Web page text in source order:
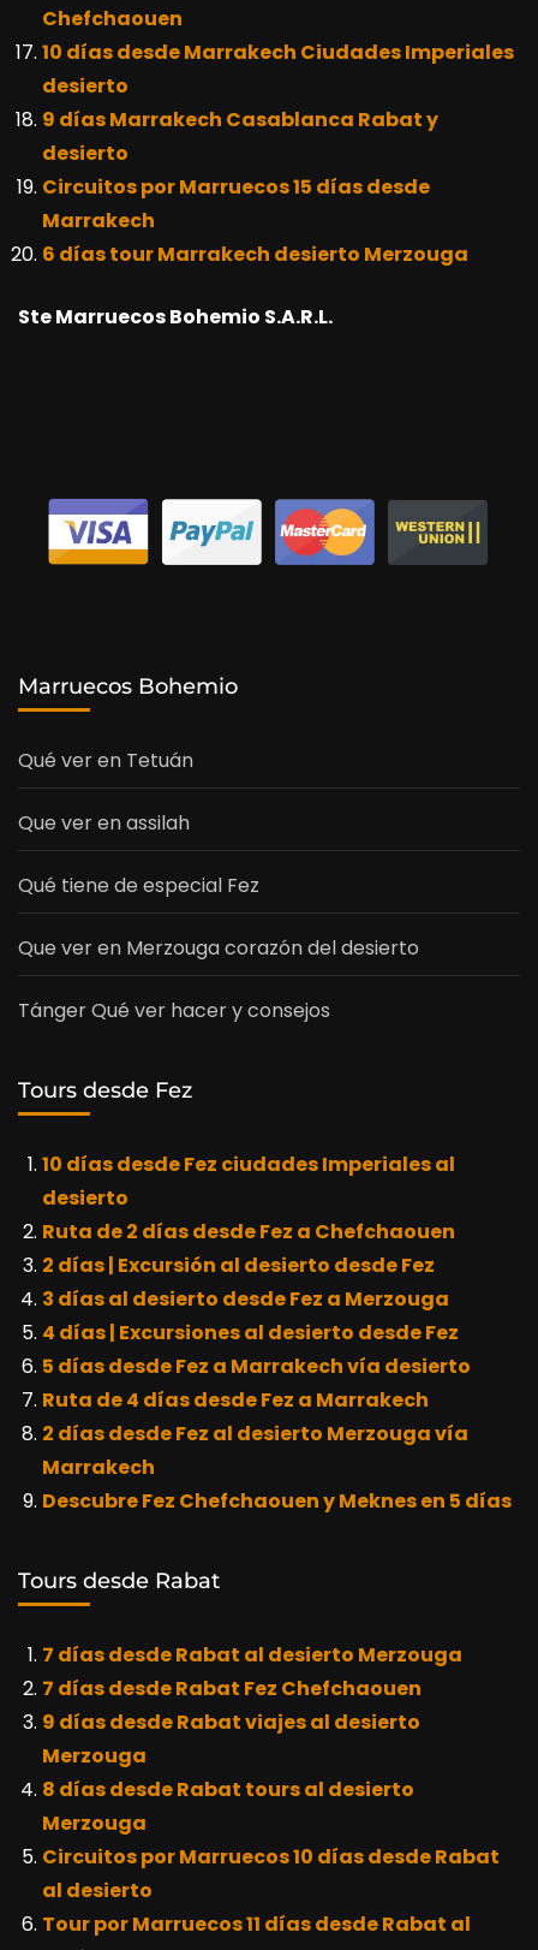
Chefchaouen
10 días desde Marrakech Ciudades Imperiales
desierto
9 días Marrakech Casablanca Rabat y
desierto
Circuitos por Marruecos 15 días desde
Marrakech
6 días tour Marrakech desierto Merzouga
Ste Marruecos Bohemio S.A.R.L.
Marruecos Bohemio
Qué ver en Tetuán
Que ver en assilah
Qué tiene de especial Fez
Que ver en Merzouga corazón del desierto
Tánger Qué ver hacer y consejos
Tours desde Fez
10 días desde Fez ciudades Imperiales al
desierto
Ruta de 2 días desde Fez a Chefchaouen
2 días | Excursión al desierto desde Fez
3 días al desierto desde Fez a Merzouga
4 días | Excursiones al desierto desde Fez
5 días desde Fez a Marrakech vía desierto
Ruta de 4 días desde Fez a Marrakech
2 días desde Fez al desierto Merzouga vía
Marrakech
Descubre Fez Chefchaouen y Meknes en 5 días
Tours desde Rabat
7 días desde Rabat al desierto Merzouga
7 días desde Rabat Fez Chefchaouen
9 días desde Rabat viajes al desierto
Merzouga
8 días desde Rabat tours al desierto
Merzouga
Circuitos por Marruecos 10 días desde Rabat
al desierto
Tour por Marruecos 11 días desde Rabat al